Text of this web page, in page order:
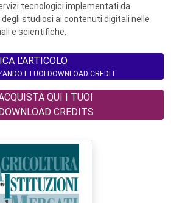
tecnologici implementati da
studiosi ai contenuti digitali nelle
e scientifiche.
L'ARTICOLO
I TUOI DOWNLOAD CREDIT
QUI I TUOI
CREDITS